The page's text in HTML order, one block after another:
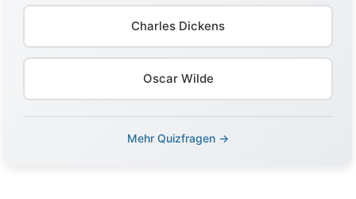
Charles Dickens
Oscar Wilde
Mehr Quizfragen →